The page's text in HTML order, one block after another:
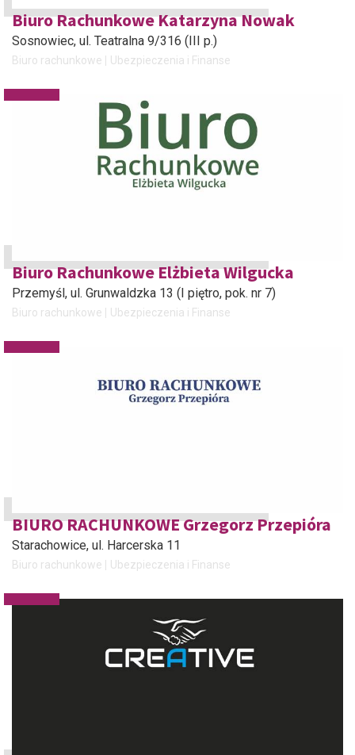
Biuro Rachunkowe Katarzyna Nowak
Sosnowiec, ul. Teatralna 9/316 (III p.)
Biuro rachunkowe Ubezpieczenia i Finanse
Biuro Rachunkowe Elżbieta Wilgucka
Przemyśl, ul. Grunwaldzka 13 (I piętro, pok. nr 7)
Biuro rachunkowe Ubezpieczenia i Finanse
BIURO RACHUNKOWE Grzegorz Przepióra
Starachowice, ul. Harcerska 11
Biuro rachunkowe Ubezpieczenia i Finanse